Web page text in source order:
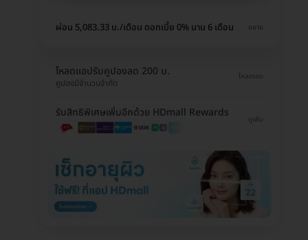
ผ่อน 5,083.33 บ./เดือน ดอกเบี้ย 0% นาน 6 เดือน ขยาย
โหลดแอปรับคูปองลด 200 บ.
คูปองมีจำนวนจำกัด
โหลดเลย
รับสิทธิพิเศษเพิ่มอีกด้วย HDmall Rewards
ดูเพิ่ม